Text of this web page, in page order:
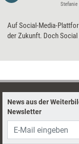
Stefanie
Auf Social-Media-
der Zukunft. Doch
News aus der
Newsletter